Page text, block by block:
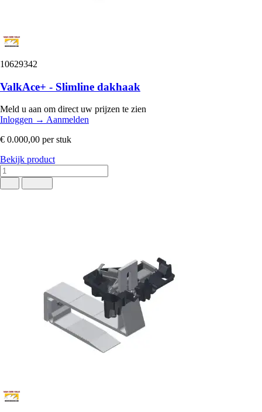
10629342
ValkAce+ - Slimline dakhaak
Meld u aan om direct uw prijzen te zien
Inloggen → Aanmelden
€ 0.000,00 per stuk
Bekijk product